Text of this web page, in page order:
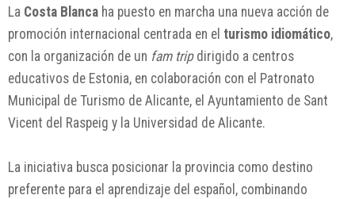
La Costa Blanca ha puesto en marcha una nueva acción de
promoción internacional centrada en el turismo idiomático,
con la organización de un fam tripdirigido a centros
educativos de Estonia, en colaboración con el Patronato
Municipal de Turismo de Alicante, el Ayuntamiento de Sant
Vicent del Raspeig y la Universidad de Alicante.
La iniciativa busca posicionar la provincia como destino
preferente para el aprendizaje del español, combinando